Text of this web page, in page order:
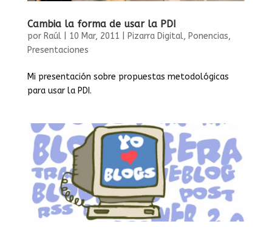
Cambia la forma de usar la PDI
por Raúl| 10 Mar, 2011 Pizarra Digital, Ponencias,
Presentaciones
Mi presentación sobre propuestas metodológicas
para usar la PDI.